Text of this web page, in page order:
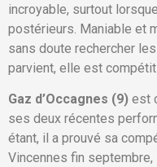
incroyable, surtout
postérieurs. Maniable et
sans doute rechercher
parvient, elle est
Gaz d’Occagnes (9) est
ses deux récentes
étant, il a prouvé sa
Vincennes fin septembre,